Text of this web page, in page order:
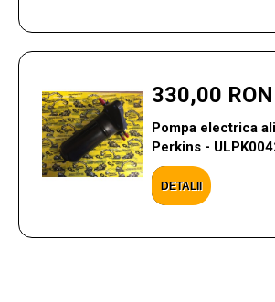
330,00 RON
Pompa electrica
Perkins -
DETALII